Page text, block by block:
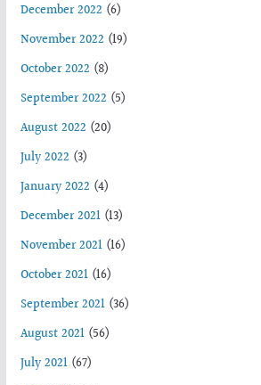
December 2022 (6)
November 2022 (19)
October 2022 (8)
September 2022 (5)
August 2022 (20)
July 2022 (3)
January 2022 (4)
December 2021(13)
November 2021(16)
October 2021(16)
September 2021(36)
August 2021(56)
July 2021(67)